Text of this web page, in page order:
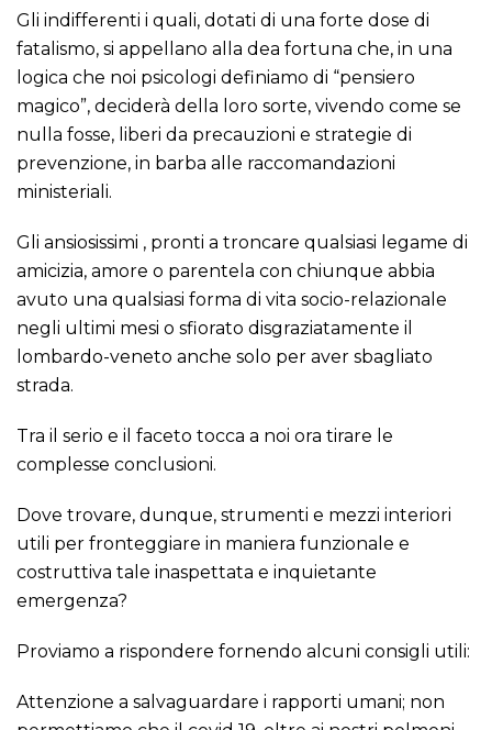
Gli indifferenti i quali, dotati di una forte dose di
fatalismo, si appellano alla dea fortuna che, in una
logica che noi psicologi definiamo di “pensiero
magico”, deciderà della loro sorte, vivendo come se
nulla fosse, liberi da precauzioni e strategie di
prevenzione, in barba alle raccomandazioni
ministeriali.
Gli ansiosissimi , pronti a troncare qualsiasi legame di
amicizia, amore o parentela con chiunque abbia
avuto una qualsiasi forma di vita socio-relazionale
negli ultimi mesi o sfiorato disgraziatamente il
lombardo-veneto anche solo per aver sbagliato
strada.
Tra il serio e il faceto tocca a noi ora tirare le
complesse conclusioni.
Dove trovare, dunque, strumenti e mezzi interiori
utili per fronteggiare in maniera funzionale e
costruttiva tale inaspettata e inquietante
emergenza?
Proviamo a rispondere fornendo alcuni consigli utili:
Attenzione a salvaguardare i rapporti umani; non